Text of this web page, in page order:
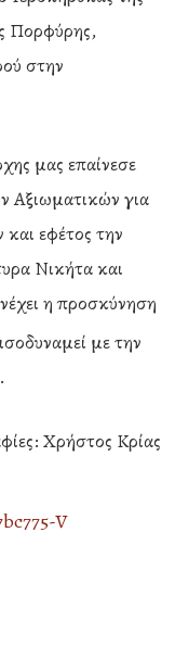
Πορφύρης,
στην
μας επαίνεσε
Αξιωματικών για
εφέτος την
Νικήτα και
η προσκύνηση
με την
Χρήστος Κρίας